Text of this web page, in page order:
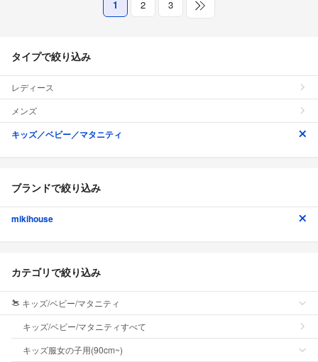
1 2 3
タイプで絞り込み
レディース
メンズ
キッズ／ベビー／マタニティ
ブランドで絞り込み
mikihouse
カテゴリで絞り込み
キッズ/ベビー/マタニティ
キッズ/ベビー/マタニティすべて
キッズ服女の子用(90cm~)